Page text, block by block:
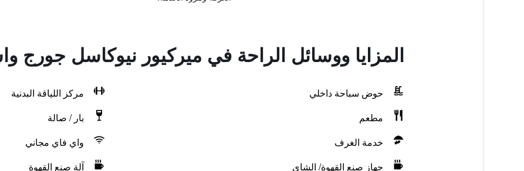
المزايا ووسائل الراحة في ميركيور نيوكاسل
حوض سباحة داخلي
مركز اللياقة البدنية
مطعم
بار / صالة
خدمة الغرف
واي فاي مجاني
جهاز صنع القهوة/ الشاي
آلة صنع القهوة